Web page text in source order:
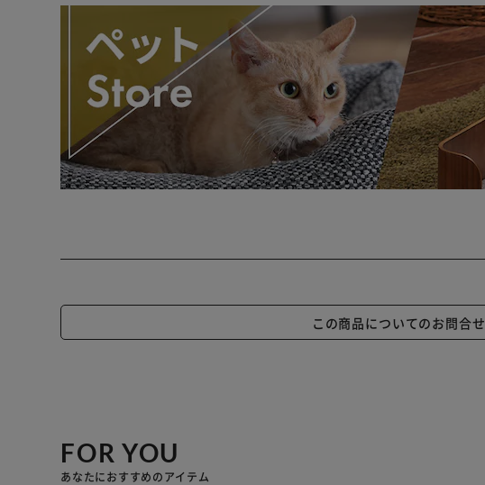
この商品についてのお問合せ
FOR YOU
あなたにおすすめのアイテム